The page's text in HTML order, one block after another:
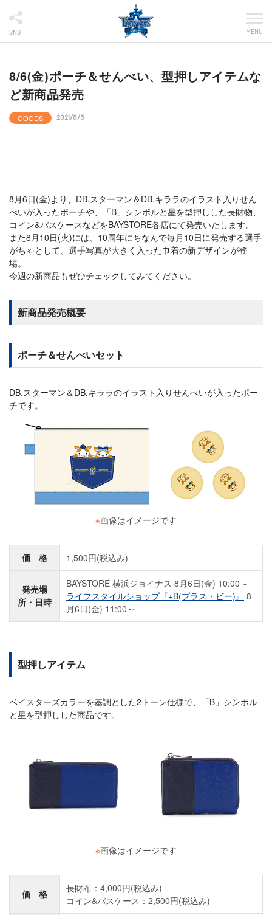
SNS MENU
8/6(金)ポーチ＆せんべい、型押しアイテムな
ど新商品発売
GOODS 2021/8/5
8月6日(金)より、DB.スターマン＆DB.キララのイラスト入りせん
べいが入ったポーチや、「B」シンボルと星を型押しした長財物、
コイン&パスケースなどをBAYSTORE各店にて発売いたします。
また8月10日(火)には、10周年にちなんで毎月10日に発売する選手
がちゃとして、選手写真が大きく入った巾着の新デザインが登
場。
今週の新商品もぜひチェックしてみてください。
新商品発売概要
ポーチ＆せんべいセット
DB.スターマン＆DB.キララのイラスト入りせんべいが入ったポー
チです。
※画像はイメージです
価 格 1,500円(税込み)
発売場
所・日時
BAYSTORE 横浜ジョイナス 8月6日(金) 10:00～
ライフスタイルショップ『+B(プラス・ビー)』 8
月6日(金) 11:00～
型押しアイテム
ベイスターズカラーを基調とした2トーン仕様で、「B」シンボル
と星を型押しした商品です。
※画像はイメージです
価 格
長財布：4,000円(税込み)
コイン&パスケース：2,500円(税込み)